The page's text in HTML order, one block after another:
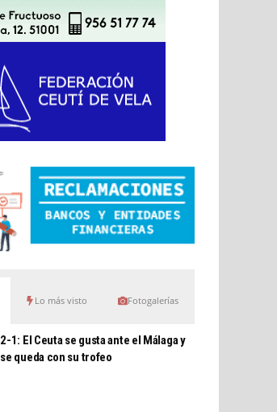
Lo más visto Fotogalerías
2-1: El Ceuta se gusta ante el Málaga y
se queda con su trofeo